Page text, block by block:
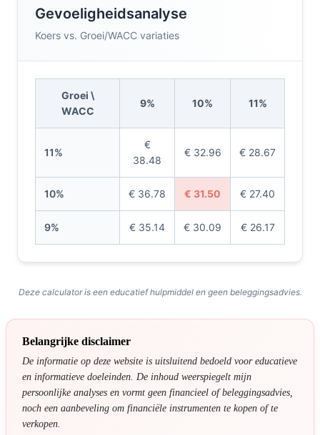
Gevoeligheidsanalyse
Koers vs. Groei/WACC variaties
Groei \
WACC
9% 10% 11%
11%
€
38.48
€ 32.96 € 28.67
10% € 36.78 € 31.50 € 27.40
9% € 35.14 € 30.09 € 26.17
Deze calculator is een educatief hulpmiddel en geen beleggingsadvies.
Belangrijke disclaimer
De informatie op deze website is uitsluitend bedoeld voor educatieve
en informatieve doeleinden. De inhoud weerspiegelt mijn
persoonlijke analyses en vormt geen financieel of beleggingsadvies,
noch een aanbeveling om financiële instrumenten te kopen of te
verkopen.